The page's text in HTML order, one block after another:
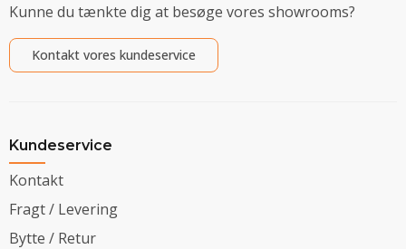
Kunne du tænkte dig at besøge vores showrooms?
Kontakt vores kundeservice
Kundeservice
Kontakt
Fragt / Levering
Bytte / Retur